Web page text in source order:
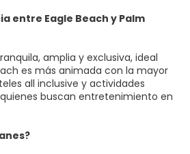
entre Eagle Beach y Palm
amplia y exclusiva, ideal
es más animada con la mayor
all inclusive y actividades
buscan entretenimiento en